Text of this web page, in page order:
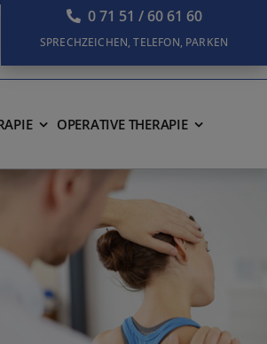
OPERATIVE THERAPIE
0 71 51 / 60 61 60
SPRECHZEICHEN, TELEFON, PARKEN